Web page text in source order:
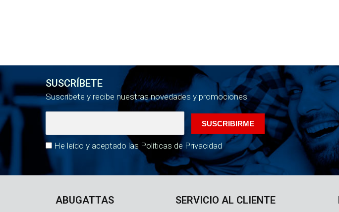
SUSCRÍBETE
Suscríbete y recibe nuestras novedades y promociones
He leído y aceptado las Políticas de Privacidad
ABUGATTAS SERVICIO AL CLIENTE